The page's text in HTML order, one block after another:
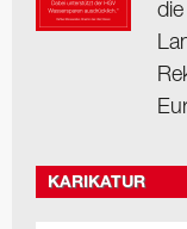
KARIKATUR